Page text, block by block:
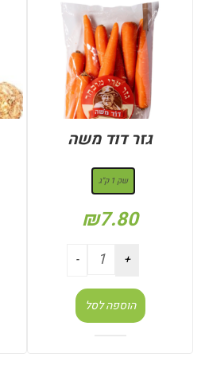
גזר דוד משה
שק 1 ק"ג
₪7.80
הוספה לסל